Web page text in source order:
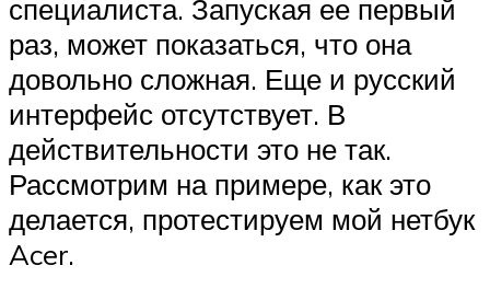
специалиста. Запуская ее первый
раз, может показаться, что она
довольно сложная. Еще и русский
интерфейс отсутствует. В
действительности это не так.
Рассмотрим на примере, как это
делается, протестируем мой нетбук
Acer.